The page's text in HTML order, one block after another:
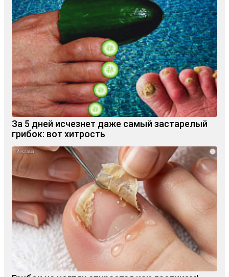
За 5 дней исчезнет даже самый застарелый
грибок: вот хитрость
i